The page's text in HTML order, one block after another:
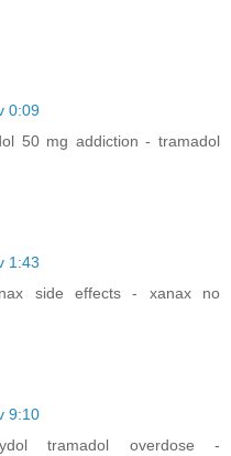
0:09
50 mg addiction - tramadol
1:43
side effects - xanax no
9:10
tramadol overdose -